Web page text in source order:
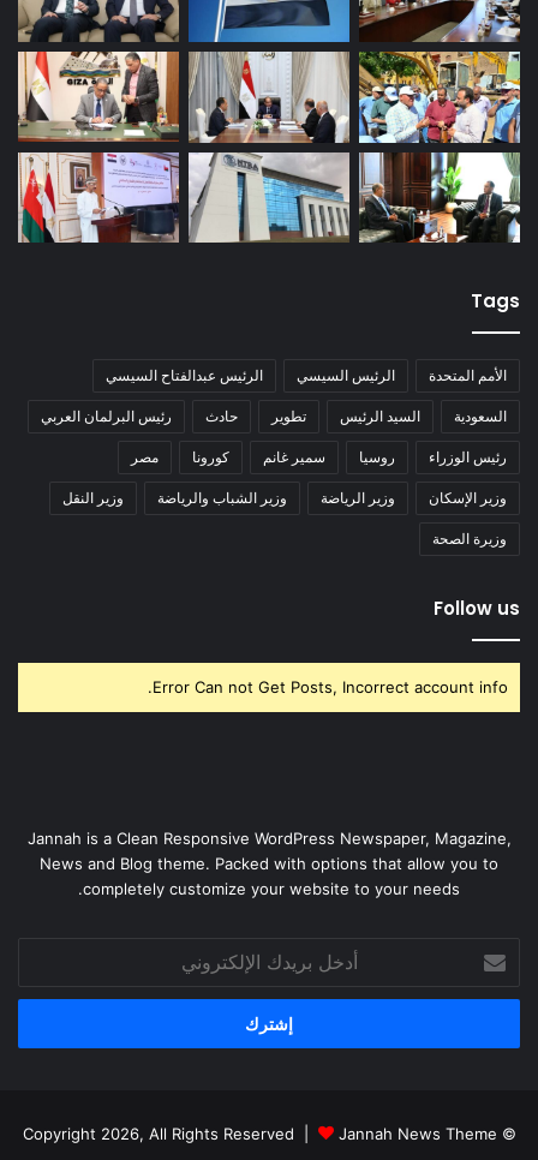
Tags
الأمم المتحدة الرئيس السيسي الرئيس عبدالفتاح السيسي
السعودية السيد الرئيس تطوير حادث رئيس البرلمان العربي
رئيس الوزراء روسيا سمير غانم كورونا مصر
وزير الإسكان وزير الرياضة وزير الشباب والرياضة وزير النقل
وزيرة الصحة
Follow us
Error Can not Get Posts, Incorrect account info.
Jannah is a Clean Responsive WordPress Newspaper, Magazine,
News and Blog theme. Packed with options that allow you to
completely customize your website to your needs.
بريدك
الإلكتروني
© Copyright 2026, All Rights Reserved |
Jannah News Theme